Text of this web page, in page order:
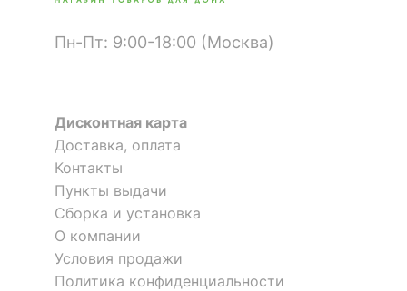
Пн-Пт: 9:00-18:00 (Москва)
Дисконтная карта
Доставка, оплата
Контакты
Пункты выдачи
Сборка и установка
О компании
Условия продажи
Политика конфиденциальности